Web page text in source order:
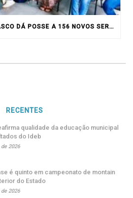
PREFEITURA DE OSASCO DÁ POSSE A 156 NOVOS SERVIDORES
RECENTES
qualidade da educação municipal
do Ideb
2026
é quinto em campeonato de montain
do Estado
2026